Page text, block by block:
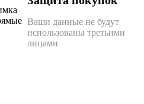
Ваши данные не будут
использованы третьими
лицами